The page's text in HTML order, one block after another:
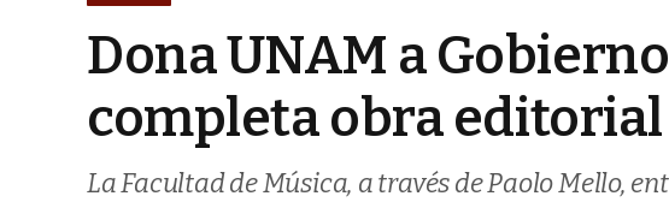
Dona UNAM a
completa obra editorial
La Facultad de Música, a través de Paolo Mello,